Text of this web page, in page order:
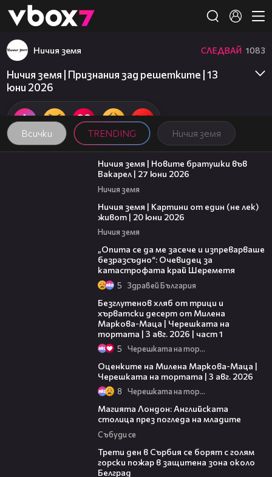
👾
Всички TRENDING Ничия земя
Ничия земя СЛЕДВАЙ 1083
Ничия земя | Признания зад решетките | 13
юни 2026
47:07
Ничия земя | Новите братушки във
Вакарел | 27 юни 2026
Ничия земя
Ничия земя | Картини от един (не лек)
живот | 20 юни 2026
Ничия земя
„Опита се да ме засече и изпреварваше
безразсъдно“: Очевидец за
катастрофата край Шереметя
5 Здравей България
Безглутенов хляб от трици и
хърватски десерт от Милена
Маркова-Маца | Черешката на
тортата | 3 авг. 2026 | част 1
5 Черешката на тортата
Оценките на Милена Маркова-Маца |
Черешката на тортата | 3 авг. 2026
8 Черешката на тортата
Магията Лондон: Английската
столица през погледа на младите
Събуди се
Трети ден в Сърбия се борят с голям
горски пожар в защитена зона около
Белград